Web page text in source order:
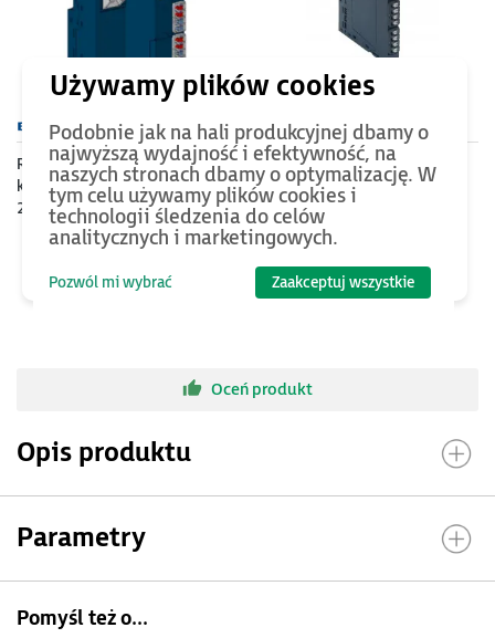
RSTi-EP - interfejs
komunikacyjny Profinet IRT;
2x RJ45; 1024B (input +
output)
2135 PLN
RSTi-EP - 16 wejść
dyskretnych 24VDC; logika
dodatnia; diagnostyka
Oceń produkt
Opis produktu
Parametry
Pomyśl też o...
Podobnie jak na hali produkcyjnej dbamy o
najwyższą wydajność i efektywność, na
naszych stronach dbamy o optymalizację. W
tym celu używamy plików cookies i
technologii śledzenia do celów
analitycznych i marketingowych.
Pozwól mi wybrać Zaakceptuj wszystkie